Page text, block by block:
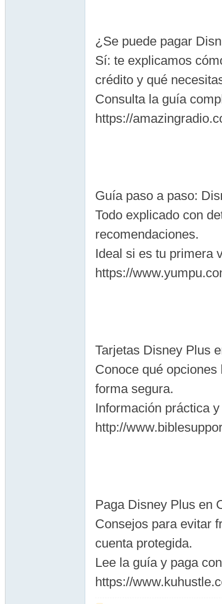
¿Se puede pagar
Sí: te explicamos
crédito y qué
Consulta la guía
https://
Guía paso a paso:
Todo explicado con
recomendaciones.
Ideal si es tu primera
https://
Tarjetas Disney Plus
Conoce qué
forma segura.
Información práctica
http://
Paga Disney Plus en
Consejos para evitar
cuenta protegida.
Lee la guía y paga
https://